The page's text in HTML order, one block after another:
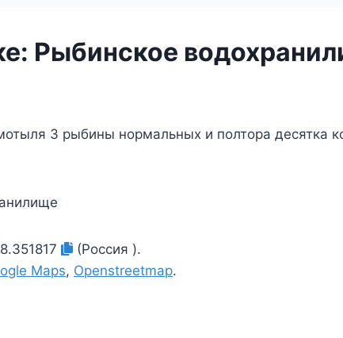
Рыбинское
3 рыбины нормальных и полтора десятка
(Россия ).
Maps, Openstreetmap.